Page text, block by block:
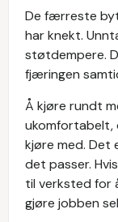
De færreste
har knekt.
støtdempere.
fjæringen
Å kjøre rundt
ukomfortabelt,
kjøre med. Det
det passer.
til verksted for
gjøre jobben